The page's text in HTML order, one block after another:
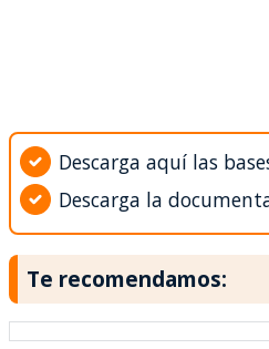
Descarga aquí las
Descarga la
Te recomendamos: